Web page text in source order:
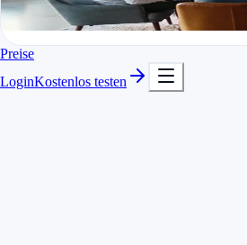
In Minuten startklar
Kostenlos testen
Preise
LoginKostenlos testen
Export mit eigenem Logo